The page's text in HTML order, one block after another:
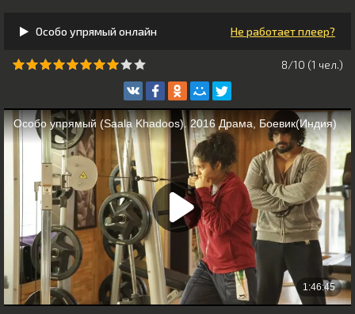
Особо упрямый онлайн Не работает плеер?
8/10 (1 чeл.)